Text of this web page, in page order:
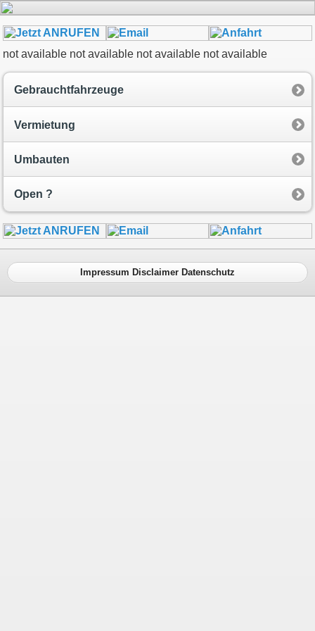
not available not available not available not available
Gebrauchtfahrzeuge
Vermietung
Umbauten
Open ?
Impressum Disclaimer Datenschutz